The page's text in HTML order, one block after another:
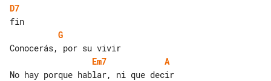
D7
G
Em7
A